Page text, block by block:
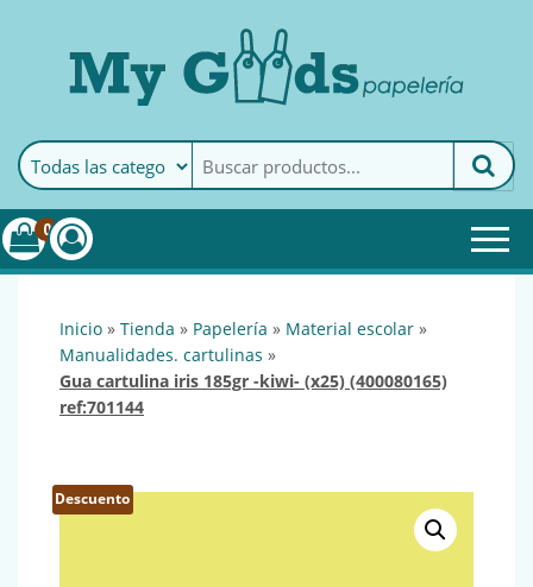
MyGoods · PapeleríaMy Goods es tu papelería
online de confianza. Podrás
encontrar todo lo necesario
0
inicio » tienda » papelería » material escolar »
manualidades. cartulinas »
gua cartulina iris 185gr -kiwi- (x25) (400080165)
ref:701144
Descuento